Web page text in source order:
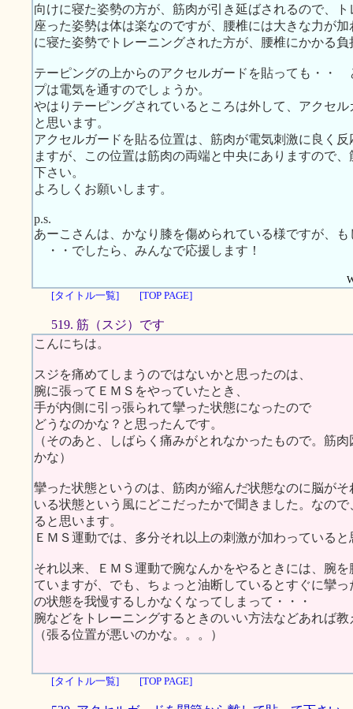
向けに寝た姿勢の方が、筋肉が引き延ばされるので、
座った姿勢は体は楽なのですが、腰椎には大きな力が
に寝た姿勢でトレーニングされた方が、腰椎にかかる
テーピングの上からのアクセルガードを貼っても・・
プは電気を通すのでしょうか。
やはりテーピングされているところは外して、アクセ
と思います。
アクセルガードを貼る位置は、筋肉が電気刺激に良く
ますが、この位置は筋肉の両端と中央にありますので
下さい。
よろしくお願いします。
p.s.
あーこさんは、かなり膝を傷められている様ですが、
・・でしたら、みんなで応援します！
[タイトル一覧]
[TOP PAGE]
519. 筋（スジ）です
こんにちは。
スジを痛めてしまうのではないかと思ったのは、
腕に張ってＥＭＳをやっていたとき、
手が内側に引っ張られて攣った状態になったので
どうなのかな？と思ったんです。
（そのあと、しばらく痛みがとれなかったもので。筋
かな）
攣った状態というのは、筋肉が縮んだ状態なのに脳が
いる状態という風にどこだったかで聞きました。なの
ると思います。
ＥＭＳ運動では、多分それ以上の刺激が加わっている
それ以来、ＥＭＳ運動で腕なんかをやるときには、腕
ていますが、でも、ちょっと油断しているとすぐに攣
の状態を我慢するしかなくなってしまって・・・
腕などをトレーニングするときのいい方法などあれば
（張る位置が悪いのかな。。。）
[タイトル一覧] [TOP PAGE]